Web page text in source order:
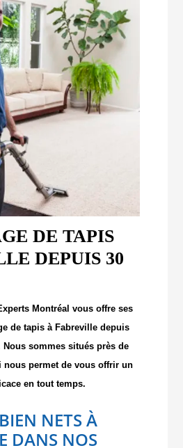
DE TAPIS
DEPUIS 30
Montréal vous offre ses
de tapis à Fabreville depuis
Nous sommes situés près de
nous permet de vous offrir un
en tout temps.
NETS À
DANS NOS